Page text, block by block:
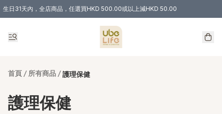
生日31天內，全店商品，任選買HKD 500.00或以上減HKD 50.00
購物滿 HKD 300.00即享免運費優惠！（適用於 特定的送貨方式 )
首頁 / 所有商品 / 護理保健
護理保健